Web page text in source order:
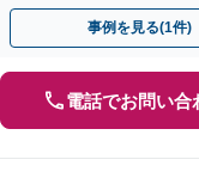
相談ください【完全個室
事例を見る(1件)
電話でお問い合